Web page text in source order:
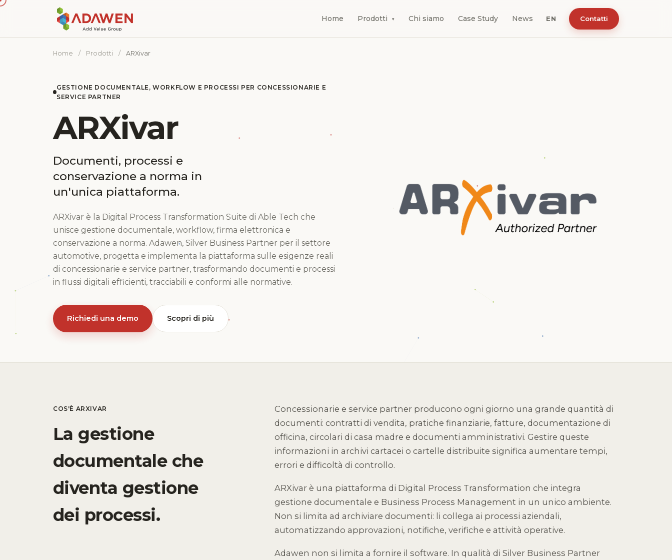
Home Prodotti ▾ Chi siamo Case Study News EN Contatti
Home / Prodotti / ARXivar
GESTIONE DOCUMENTALE, WORKFLOW E PROCESSI PER CONCESSIONARIE E
SERVICE PARTNER
ARXivar
Documenti, processi e
conservazione a norma in
un'unica piattaforma.
ARXivar è la Digital Process Transformation Suite di Able Tech che
unisce gestione documentale, workflow, firma elettronica e
conservazione a norma. Adawen, Silver Business Partner per il settore
automotive, progetta e implementa la piattaforma sulle esigenze reali
di concessionarie e service partner, trasformando documenti e processi
in flussi digitali efficienti, tracciabili e conformi alle normative.
Richiedi una demo Scopri di più
COS'È ARXIVAR
La gestione
documentale che
diventa gestione
dei processi.
Concessionarie e service partner producono ogni giorno una grande quantità di
documenti: contratti di vendita, pratiche finanziarie, fatture, documentazione di
officina, circolari di casa madre e documenti amministrativi. Gestire queste
informazioni in archivi cartacei o cartelle distribuite significa aumentare tempi,
errori e difficoltà di controllo.
ARXivar è una piattaforma di Digital Process Transformation che integra
gestione documentale e Business Process Management in un unico ambiente.
Non si limita ad archiviare documenti: li collega ai processi aziendali,
automatizzando approvazioni, notifiche, verifiche e attività operative.
Adawen non si limita a fornire il software. In qualità di Silver Business Partner